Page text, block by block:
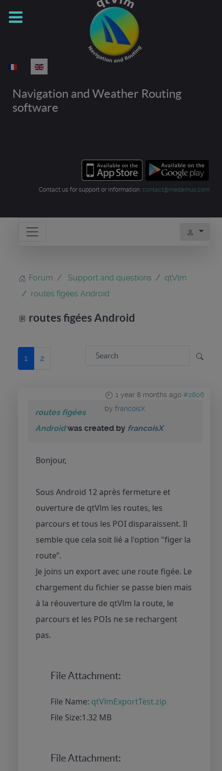
Select your language
Navigation and Weather Routing
software
Contact us for support or information: contact@meltemus.com
Forum Support and questions
qtVlm
routes figées Android
routes figées Android
1 2
1 year 8 months ago #2806
by francoisX
routes figées
Androidwas created by francoisX
Bonjour,
Sous Android 12 après fermeture et
ouverture de qtVlm les routes, les
parcours et tous les POI disparaissent. Il
semble que cela soit lié a l'option "figer la
route”.
Je joins un export avec une route figée. Le
chargement du fichier se passe bien mais
à la réouverture de qtVlm la route, le
parcours et les POIs ne se rechargent
pas.
File Attachment:
File Name: qtVlmExportTest.zip
File Size:1.32 MB
File Attachment: